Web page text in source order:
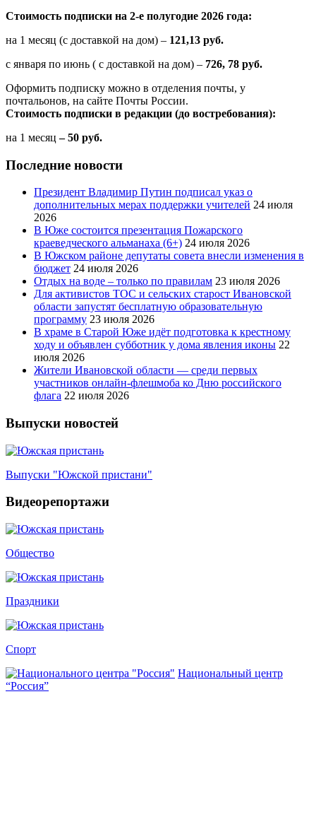
Стоимость подписки на 2-е полугодие 2026 года:
на 1 месяц (с доставкой на дом) – 121,13 руб.
с января по июнь ( с доставкой на дом) – 726, 78 руб.
Оформить подписку можно в отделения почты, у
почтальонов, на сайте Почты России.
Стоимость подписки в редакции (до востребования):
на 1 месяц – 50 руб.
Последние новости
Президент Владимир Путин подписал указ о
дополнительных мерах поддержки учителей 24 июля
2026
В Юже состоится презентация Пожарского
краеведческого альманаха (6+) 24 июля 2026
В Южском районе депутаты совета внесли изменения в
бюджет 24 июля 2026
Отдых на воде – только по правилам 23 июля 2026
Для активистов ТОС и сельских старост Ивановской
области запустят бесплатную образовательную
программу 23 июля 2026
В храме в Старой Юже идёт подготовка к крестному
ходу и объявлен субботник у дома явления иконы 22
июля 2026
Жители Ивановской области — среди первых
участников онлайн-флешмоба ко Дню российского
флага 22 июля 2026
Выпуски новостей
Выпуски "Южской пристани"
Видеорепортажи
Общество
Праздники
Спорт
Национальный центр
“Россия”